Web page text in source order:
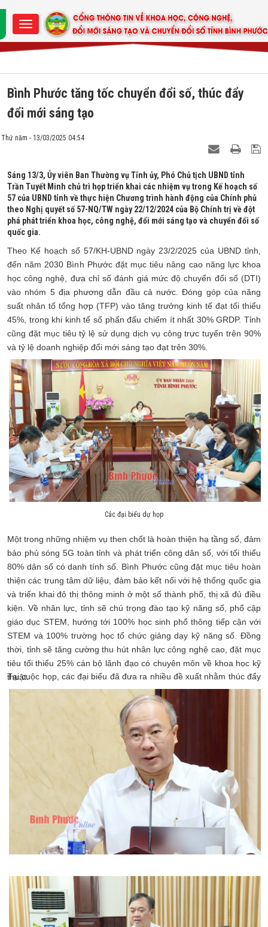
Bình Phước tăng tốc chuyển đổi số, thúc đẩy
đổi mới sáng tạo
Thứ năm - 13/03/2025 04:54
Sáng 13/3, Ủy viên Ban Thường vụ Tỉnh ủy, Phó Chủ tịch UBND tỉnh
Trần Tuyết Minh chủ trì họp triển khai các nhiệm vụ trong Kế hoạch số
57 của UBND tỉnh về thực hiện Chương trình hành động của Chính phủ
theo Nghị quyết số 57-NQ/TW ngày 22/12/2024 của Bộ Chính trị về đột
phá phát triển khoa học, công nghệ, đổi mới sáng tạo và chuyển đổi số
quốc gia.
Theo Kế hoạch số 57/KH-UBND ngày 23/2/2025 của UBND tỉnh,
đến năm 2030 Bình Phước đặt mục tiêu nâng cao năng lực khoa
học công nghệ, đưa chỉ số đánh giá mức độ chuyển đổi số (DTI)
vào nhóm 5 địa phương dẫn đầu cả nước. Đóng góp của năng
suất nhân tố tổng hợp (TFP) vào tăng trưởng kinh tế đạt tối thiểu
45%, trong khi kinh tế số phấn đấu chiếm ít nhất 30% GRDP. Tỉnh
cũng đặt mục tiêu tỷ lệ sử dụng dịch vụ công trực tuyến trên 90%
và tỷ lệ doanh nghiệp đổi mới sáng tạo đạt trên 30%.
Các đại biểu dự họp
Một trong những nhiệm vụ then chốt là hoàn thiện hạ tầng số, đảm
bảo phủ sóng 5G toàn tỉnh và phát triển công dân số, với tối thiểu
80% dân số có danh tính số. Bình Phước cũng đặt mục tiêu hoàn
thiện các trung tâm dữ liệu, đảm bảo kết nối với hệ thống quốc gia
và triển khai đô thị thông minh ở một số thành phố, thị xã đủ điều
kiện. Về nhân lực, tỉnh sẽ chú trọng đào tạo kỹ năng số, phổ cập
giáo dục STEM, hướng tới 100% học sinh phổ thông tiếp cận với
STEM và 100% trường học tổ chức giảng dạy kỹ năng số. Đồng
thời, tỉnh sẽ tăng cường thu hút nhân lực công nghệ cao, đặt mục
tiêu tối thiểu 25% cán bộ lãnh đạo có chuyên môn về khoa học kỹ
thuật.
Tại cuộc họp, các đại biểu đã đưa ra nhiều đề xuất nhằm thúc đẩy